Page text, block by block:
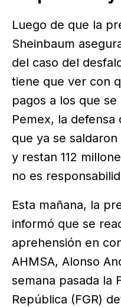
Luego de que la
Sheinbaum
del caso del
tiene que ver con
pagos a los que
Pemex, la
que ya se
y restan 112
no es
Esta mañana, la
informó que se
aprehensión en
AHMSA, Alonso
semana pasada la
República (FGR)